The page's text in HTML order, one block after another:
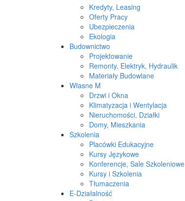
Kredyty, Leasing
Oferty Pracy
Ubezpieczenia
Ekologia
Budownictwo
Projektowanie
Remonty, Elektryk, Hydraulik
Materiały Budowlane
Własne M
Drzwi i Okna
Klimatyzacja i Wentylacja
Nieruchomości, Działki
Domy, Mieszkania
Szkolenia
Placówki Edukacyjne
Kursy Językowe
Konferencje, Sale Szkoleniowe
Kursy i Szkolenia
Tłumaczenia
E-Działalność